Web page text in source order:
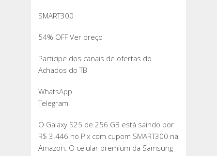
SMART300
54% OFF Ver preço
Participe dos canais de ofertas do
Achados do TB
WhatsApp
Telegram
O Galaxy S25 de 256 GB está saindo por
R$ 3.446 no Pix com cupom SMART300 na
Amazon. O celular premium da Samsung